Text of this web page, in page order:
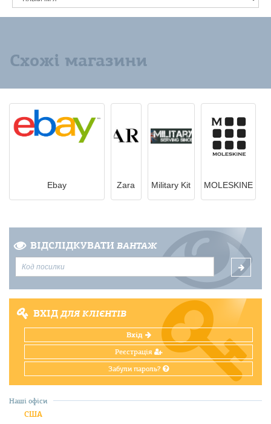
Схожі магазини
Ebay Zara Military Kit MOLESKINE
ВІДСЛІДКУВАТИ ВАНТАЖ
ВХІДДЛЯ КЛІЄНТІВ
Вхід
Реєстрація
Забули пароль?
Наші офіси
США